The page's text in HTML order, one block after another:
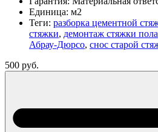
Единица: м2
Теги: разборка цементной
стяжки, демонтаж стяжки пола
Абрау-Дюрсо, снос старой
500 руб.